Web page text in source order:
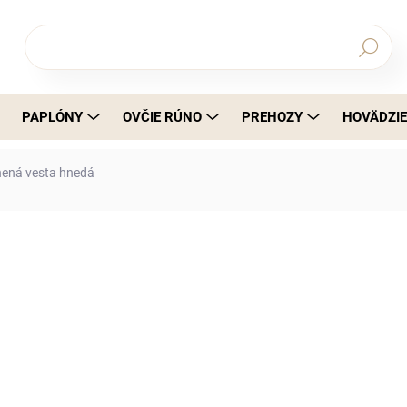
Hľadať
PAPLÓNY OVČIE RÚNO PREHOZY
vesta hnedá